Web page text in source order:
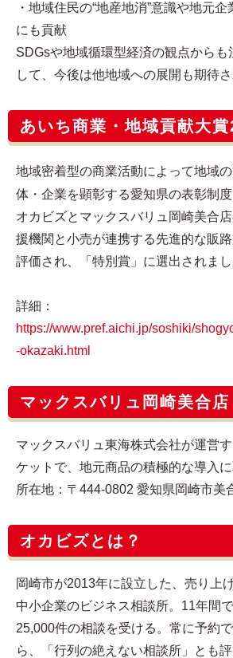
・地域住民の“地産地消”意識や地元
にも貢献
SDGsや地域循環型経済の観点からも
して、今後は他地域への展開も期待さ
あいち商業・地域貢献大
地域密着型の商業活動によって地域
体・企業を顕彰する愛知県の表彰制度
オカビズとマックスバリュ岡崎美合
援機関と小売が連携する先進的な販
評価され、「特別賞」に選出されまし
詳細：
https://www.pref.aichi.jp/soshiki/
-okazaki.html
マックスバリュ岡崎美合
マックスバリュ東海株式会社が運営
ケットで、地元商品の積極的な導入に
所在地：〒444-0802 愛知県岡崎市美
オカビズとは？
岡崎市が2013年に設立した、売り上
中小企業のビジネス相談所。11年間
25,000件の相談を受ける。常に予約
ら、「行列の絶えない相談所」とも評